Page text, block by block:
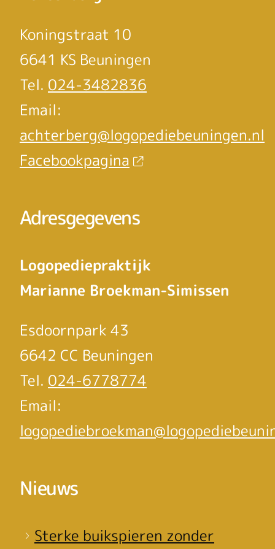
Koningstraat 10
6641 KS Beuningen
Tel. 024-3482836
Email:
achterberg@logopediebeuningen.nl
Facebookpagina
Adresgegevens
Logopediepraktijk
Marianne Broekman-Simissen
Esdoornpark 43
6642 CC Beuningen
Tel. 024-6778774
Email:
Nieuws
Sterke buikspieren zonder